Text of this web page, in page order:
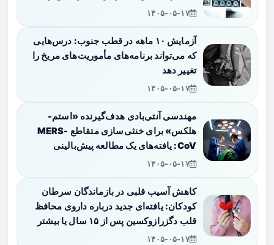
۱۴۰۵-۰۵-۱۷
آزمایش ۱۰ ماهه در قطب جنوب: درس‌هایی
که می‌تواند برنامه‌های مأموریت‌های مریخ را
تغییر دهد
۱۴۰۵-۰۵-۱۷
مهندسی آنتی‌بادی هدف‌گیرنده «استم-
هلکس» برای خنثی‌سازی متقاطع MERS-
CoV: یافته‌های یک مطالعه پیش‌بالینی
۱۴۰۵-۰۵-۱۷
کاهش آسیب قلبی در بازماندگان سرطان
کودکان: یافته‌ای جدید درباره داروی محافظ
قلب دگزرازوکسین پس از ۱۵ سال یا بیشتر
۱۴۰۵-۰۵-۱۷